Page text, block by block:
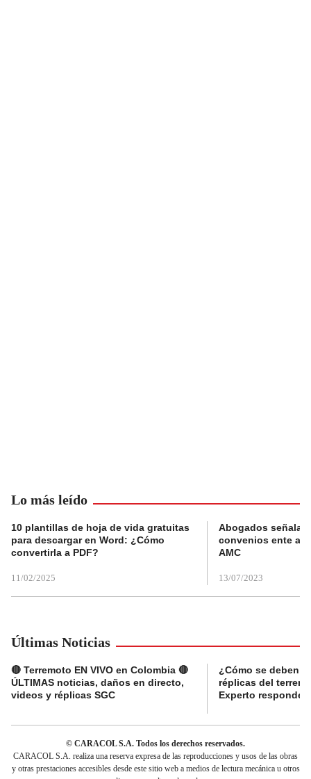
Lo más leído
10 plantillas de hoja de vida gratuitas
para descargar en Word: ¿Cómo
convertirla a PDF?
11/02/2025
Abogados
convenios ente
AMC
13/07/2023
Últimas Noticias
🔴 Terremoto EN VIVO en Colombia 🔴
ÚLTIMAS noticias, daños en directo,
videos y réplicas SGC
¿Cómo se deben
réplicas del
Experto responde
© CARACOL S.A. Todos los derechos reservados.
CARACOL S.A. realiza una reserva expresa de las reproducciones y usos de las obras
y otras prestaciones accesibles desde este sitio web a medios de lectura mecánica u otros